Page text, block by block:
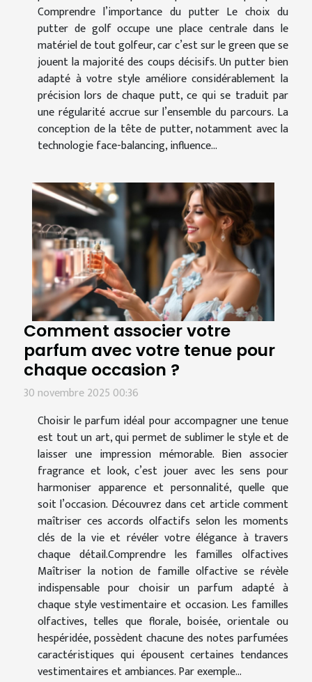
Comprendre l’importance du putter Le choix du
putter de golf occupe une place centrale dans le
matériel de tout golfeur, car c’est sur le green que se
jouent la majorité des coups décisifs. Un putter bien
adapté à votre style améliore considérablement la
précision lors de chaque putt, ce qui se traduit par
une régularité accrue sur l’ensemble du parcours. La
conception de la tête de putter, notamment avec la
technologie face-balancing, influence...
Comment associer votre
parfum avec votre tenue pour
chaque occasion ?
30 novembre 2025 00:36
Choisir le parfum idéal pour accompagner une tenue
est tout un art, qui permet de sublimer le style et de
laisser une impression mémorable. Bien associer
fragrance et look, c’est jouer avec les sens pour
harmoniser apparence et personnalité, quelle que
soit l’occasion. Découvrez dans cet article comment
maîtriser ces accords olfactifs selon les moments
clés de la vie et révéler votre élégance à travers
chaque détail.Comprendre les familles olfactives
Maîtriser la notion de famille olfactive se révèle
indispensable pour choisir un parfum adapté à
chaque style vestimentaire et occasion. Les familles
olfactives, telles que florale, boisée, orientale ou
hespéridée, possèdent chacune des notes parfumées
caractéristiques qui épousent certaines tendances
vestimentaires et ambiances. Par exemple...